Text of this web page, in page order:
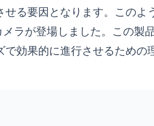
る要因となります。このよ
ラが登場しました。この製
効果的に進行させるための